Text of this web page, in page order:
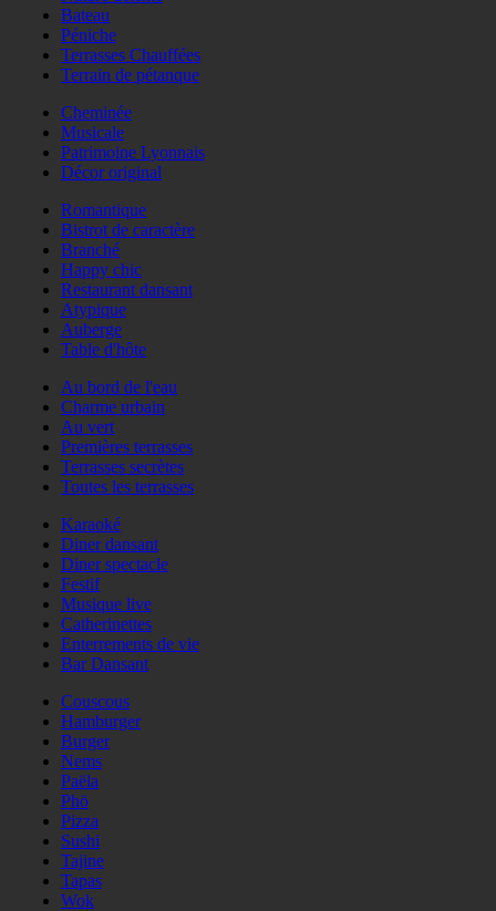
Bateau
Péniche
Terrasses Chauffées
Terrain de pétanque
Cheminée
Musicale
Patrimoine Lyonnais
Décor original
Romantique
Bistrot de caractère
Branché
Happy chic
Restaurant dansant
Atypique
Auberge
Table d'hôte
Au bord de l'eau
Charme urbain
Au vert
Premières terrasses
Terrasses secrètes
Toutes les terrasses
Karaoké
Diner dansant
Diner spectacle
Festif
Musique live
Catherinettes
Enterrements de vie
Bar Dansant
Couscous
Hamburger
Burger
Nems
Paëla
Phö
Pizza
Sushi
Tajine
Tapas
Wok